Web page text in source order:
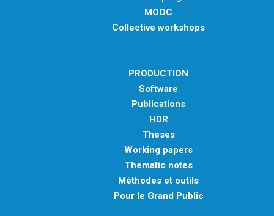
MOOC
Collective workshops
PRODUCTION
Software
Publications
HDR
Theses
Working papers
Thematic notes
Méthodes et outils
Pour le Grand Public